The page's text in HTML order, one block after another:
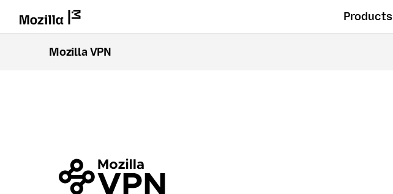
Products
Mozilla VPN